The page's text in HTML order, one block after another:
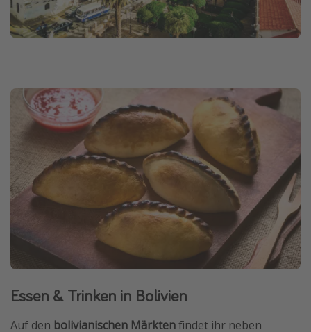
Essen & Trinken in Bolivien
Auf den bolivianischen Märktenfindet ihr neben